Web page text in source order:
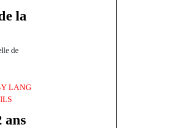
la
de
LANG
ans